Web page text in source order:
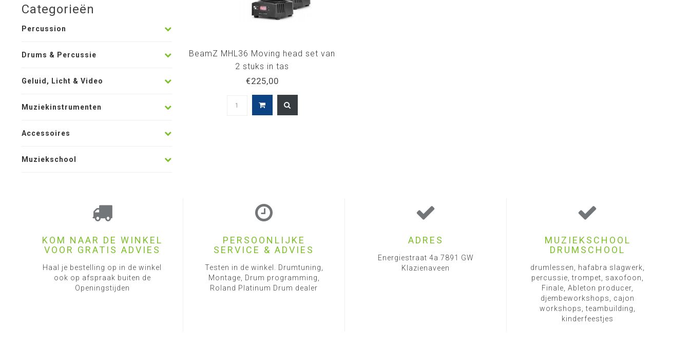
Categorieën
Percussion
Drums & Percussie
Geluid, Licht & Video
Muziekinstrumenten
Accessoires
Muziekschool
BeamZ MHL36 Moving head set van
2 stuks in tas
€225,00
KOM NAAR DE WINKEL
VOOR GRATIS ADVIES
Haal je bestelling op in de winkel
ook op afspraak buiten de
Openingstijden
PERSOONLIJKE
SERVICE & ADVIES
Testen in de winkel. Drumtuning,
Montage, Drum programming,
Roland Platinum Drum dealer
ADRES
Energiestraat 4a 7891 GW
Klazienaveen
MUZIEKSCHOOL
DRUMSCHOOL
drumlessen, hafabra slagwerk,
percussie, trompet, saxofoon,
Finale, Ableton producer,
djembeworkshops, cajon
workshops, teambuilding,
kinderfeestjes